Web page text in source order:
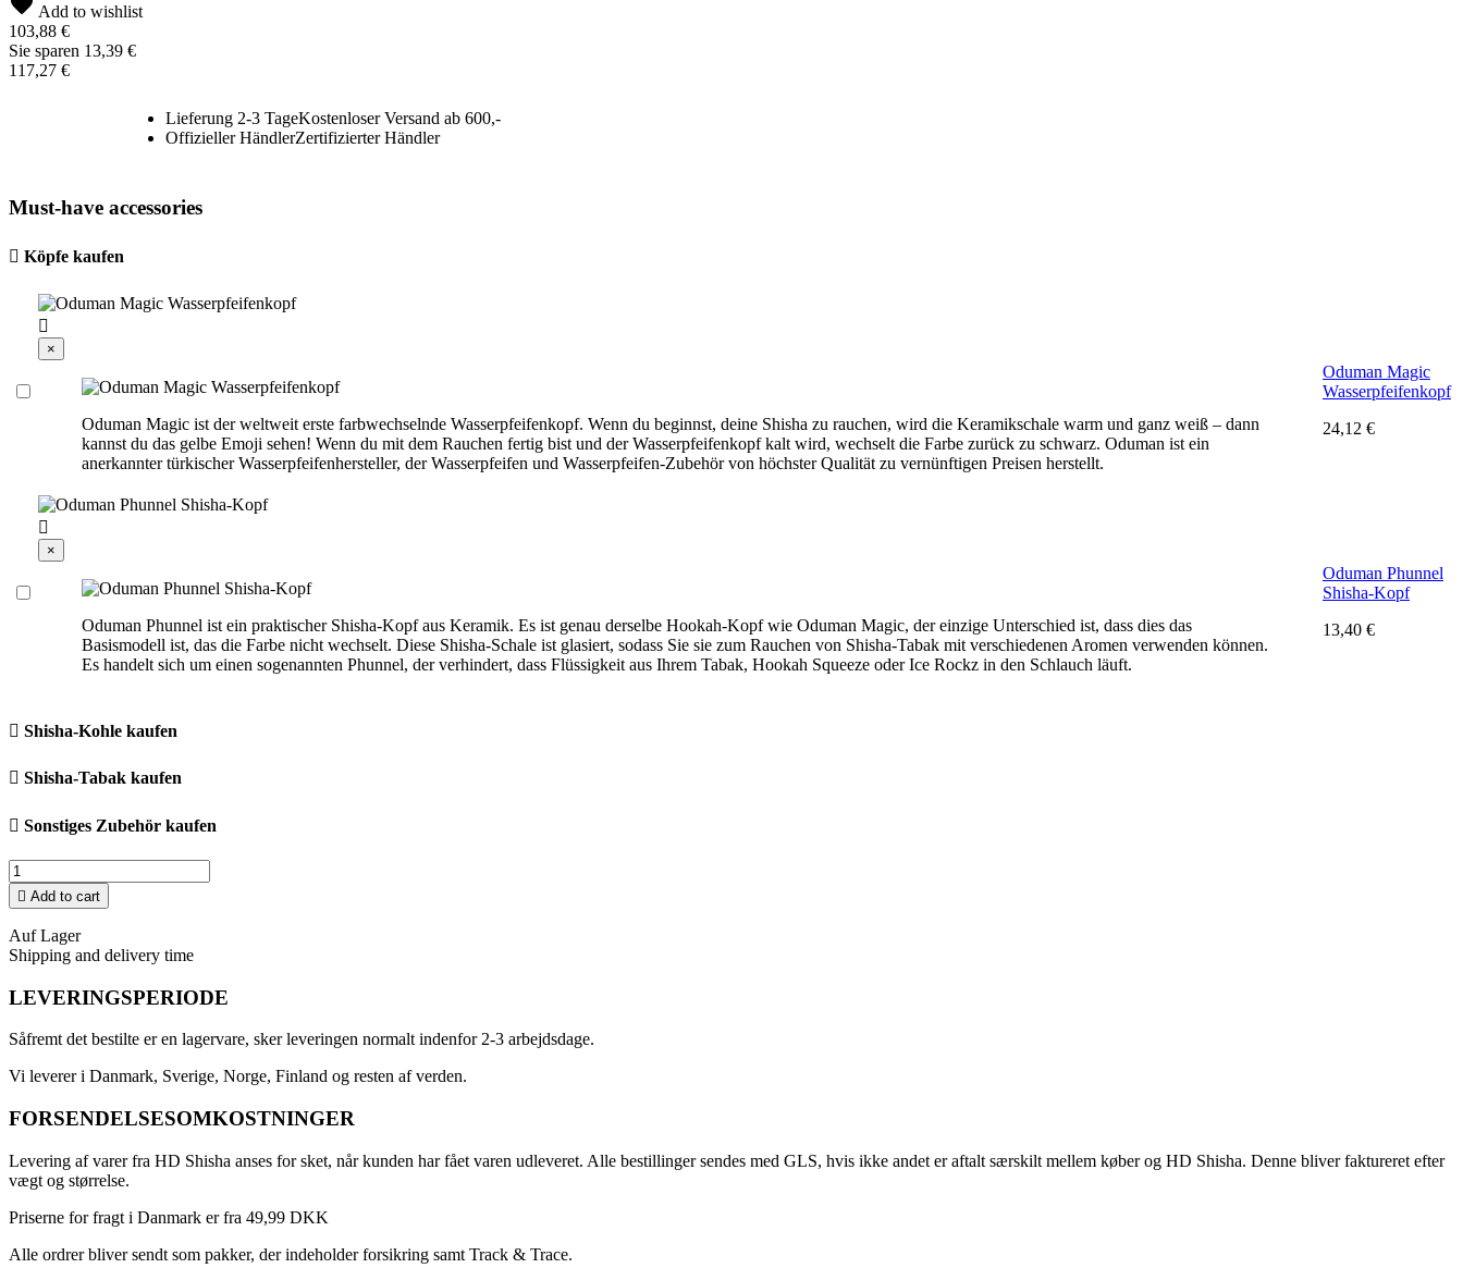
Add to wishlist
103,88 €
Sie sparen 13,39 €
117,27 €
Lieferung 2-3 TageKostenloser Versand ab 600,-
Offizieller HändlerZertifizierter Händler
Must-have accessories
 Köpfe kaufen

×
Oduman Magic ist der weltweit erste farbwechselnde Wasserpfeifenkopf. Wenn du beginnst, deine Shisha zu rauchen, wird die Keramikschale warm und ganz weiß – dann
kannst du das gelbe Emoji sehen! Wenn du mit dem Rauchen fertig bist und der Wasserpfeifenkopf kalt wird, wechselt die Farbe zurück zu schwarz. Oduman ist ein
anerkannter türkischer Wasserpfeifenhersteller, der Wasserpfeifen und Wasserpfeifen-Zubehör von höchster Qualität zu vernünftigen Preisen herstellt.
Oduman Magic
Wasserpfeifenkopf
24,12 €

×
Oduman Phunnel ist ein praktischer Shisha-Kopf aus Keramik. Es ist genau derselbe Hookah-Kopf wie Oduman Magic, der einzige Unterschied ist, dass dies das
Basismodell ist, das die Farbe nicht wechselt. Diese Shisha-Schale ist glasiert, sodass Sie sie zum Rauchen von Shisha-Tabak mit verschiedenen Aromen verwenden können.
Es handelt sich um einen sogenannten Phunnel, der verhindert, dass Flüssigkeit aus Ihrem Tabak, Hookah Squeeze oder Ice Rockz in den Schlauch läuft.
Oduman Phunnel
Shisha-Kopf
13,40 €
 Shisha-Kohle kaufen
 Shisha-Tabak kaufen
 Sonstiges Zubehör kaufen
 Add to cart
Auf Lager
Shipping and delivery time
LEVERINGSPERIODE
Såfremt det bestilte er en lagervare, sker leveringen normalt indenfor 2-3 arbejdsdage.
Vi leverer i Danmark, Sverige, Norge, Finland og resten af verden.
FORSENDELSESOMKOSTNINGER
Levering af varer fra HD Shisha anses for sket, når kunden har fået varen udleveret. Alle bestillinger sendes med GLS, hvis ikke andet er aftalt særskilt mellem køber og HD Shisha. Denne bliver faktureret efter
vægt og størrelse.
Priserne for fragt i Danmark er fra 49,99 DKK
Alle ordrer bliver sendt som pakker, der indeholder forsikring samt Track & Trace.